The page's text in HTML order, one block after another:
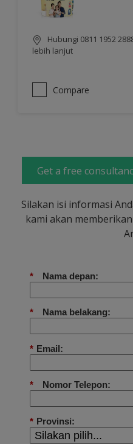
Hubungi 0811 1952
lebih lanjut
Compare
Get a free
Silakan isi informasi
kami akan